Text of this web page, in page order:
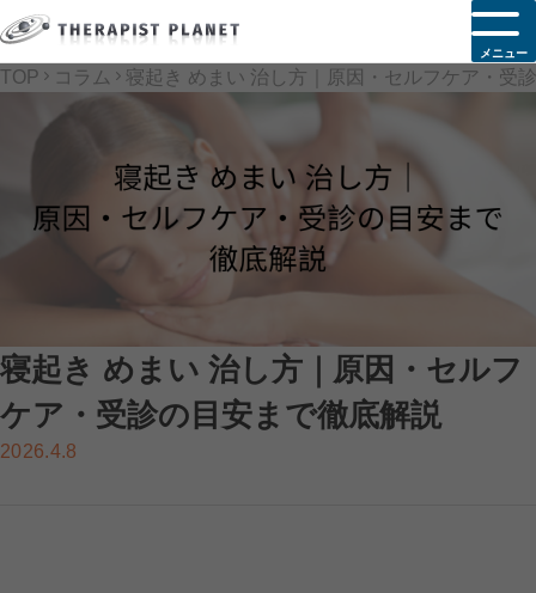
メニュー
TOP コラム 寝起き めまい 治し方｜原因・セルフケア・受
寝起き めまい 治し方｜原因・セルフ
ケア・受診の目安まで徹底解説
2026.4.8